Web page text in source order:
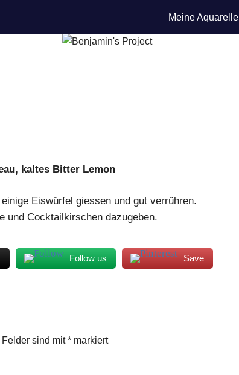
Meine Aquarelle
kaltes Bitter Lemon
Eiswürfel giessen und gut verrühren.
und Cocktailkirschen dazugeben.
Follow us Save
sind mit* markiert